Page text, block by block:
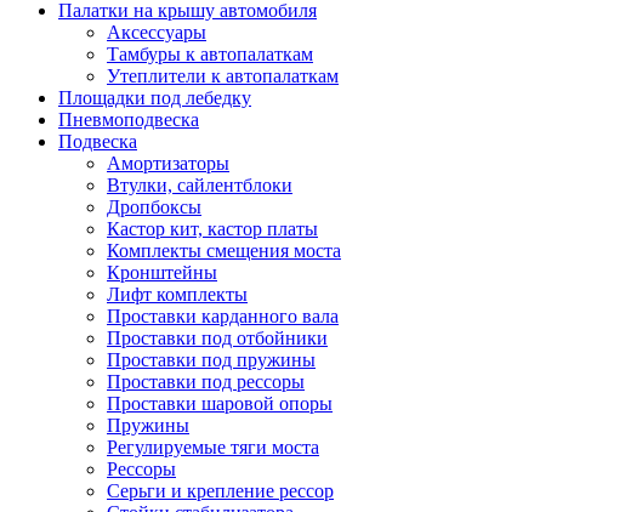
Палатки на крышу автомобиля
Аксессуары
Тамбуры к автопалаткам
Утеплители к автопалаткам
Площадки под лебедку
Пневмоподвеска
Подвеска
Амортизаторы
Втулки, сайлентблоки
Дропбоксы
Кастор кит, кастор платы
Комплекты смещения моста
Кронштейны
Лифт комплекты
Проставки карданного вала
Проставки под отбойники
Проставки под пружины
Проставки под рессоры
Проставки шаровой опоры
Пружины
Регулируемые тяги моста
Рессоры
Серьги и крепление рессор